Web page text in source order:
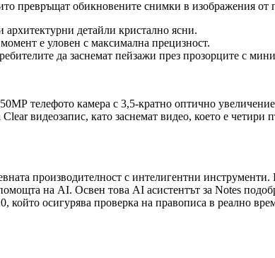
превръщат обикновените снимки в изображения от
архитектурни детайли кристално ясни.
е уловен с максимална прецизност.
да заснемат пейзажи през прозорците с
телефото камера с 3,5-кратно оптично
видеозапис, като заснемат видео, което е четири
производителност с интелигентни
на AI. Освен това AI асистентът за Notes
осигурява проверка на правописа в реално